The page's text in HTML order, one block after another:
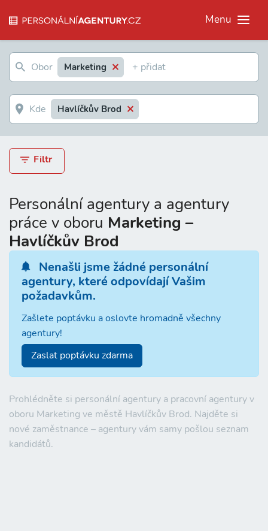
Menu
Marketing
Havlíčkův Brod
Filtr
Personální agentury a agentury
práce v oboru Marketing –
Havlíčkův Brod
Prohlédněte si personální agentury a pracovní agentury v
oboru Marketing ve městě Havlíčkův Brod. Najděte si
nové zaměstnance – agentury vám samy pošlou seznam
kandidátů.
Nenašli jsme žádné personální
agentury, které odpovídají Vašim
požadavkům.
Zašlete poptávku a oslovte hromadně všechny
agentury!
Zaslat poptávku zdarma